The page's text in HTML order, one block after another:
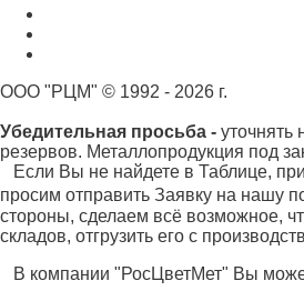
ООО "РЦМ" © 1992 - 2026 г.
Убедительная просьба - уточнять
резервов. Металлопродукция под
Если Вы не найдете в Таблице,
просим отправить Заявку на нашу
стороны, сделаем всё возможное,
складов, отгрузить его с
В компании "РосЦветМет" Вы